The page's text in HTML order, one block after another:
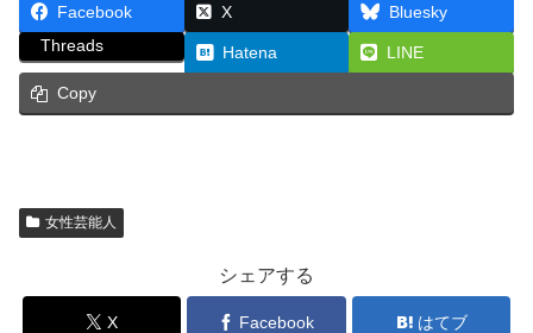
Facebook X
Bluesky
Threads
Hatena LINE
Copy
女性芸能人
シェアする
X Facebook はてブ